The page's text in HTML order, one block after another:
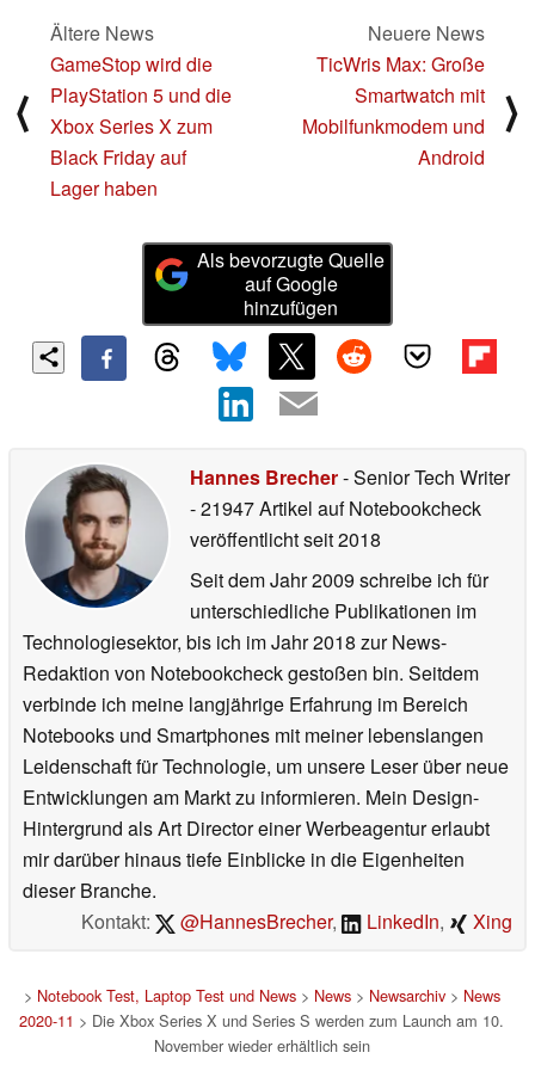
⟨
Ältere News
GameStop wird die
PlayStation 5 und die
Xbox Series X zum
Black Friday auf
Lager haben
Neuere News
TicWris Max: Große
Smartwatch mit
Mobilfunkmodem und
Android
⟩
Als bevorzugte Quelle
auf Google
hinzufügen
Hannes Brecher- Senior Tech Writer
- 21947 Artikel auf Notebookcheck
veröffentlichtseit 2018
Seit dem Jahr 2009 schreibe ich für
unterschiedliche Publikationen im
Technologiesektor, bis ich im Jahr 2018 zur News-
Redaktion von Notebookcheck gestoßen bin. Seitdem
verbinde ich meine langjährige Erfahrung im Bereich
Notebooks und Smartphones mit meiner lebenslangen
Leidenschaft für Technologie, um unsere Leser über neue
Entwicklungen am Markt zu informieren. Mein Design-
Hintergrund als Art Director einer Werbeagentur erlaubt
mir darüber hinaus tiefe Einblicke in die Eigenheiten
dieser Branche.
Kontakt:
@HannesBrecher, LinkedIn, Xing
> Notebook Test, Laptop Test und News> News> Newsarchiv> News
2020-11 > Die Xbox Series X und Series S werden zum Launch am 10.
November wieder erhältlich sein